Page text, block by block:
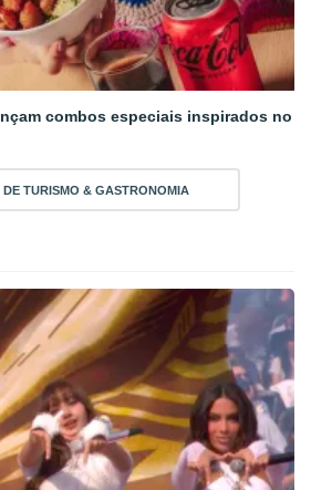
combos especiais inspirados no
DE TURISMO & GASTRONOMIA